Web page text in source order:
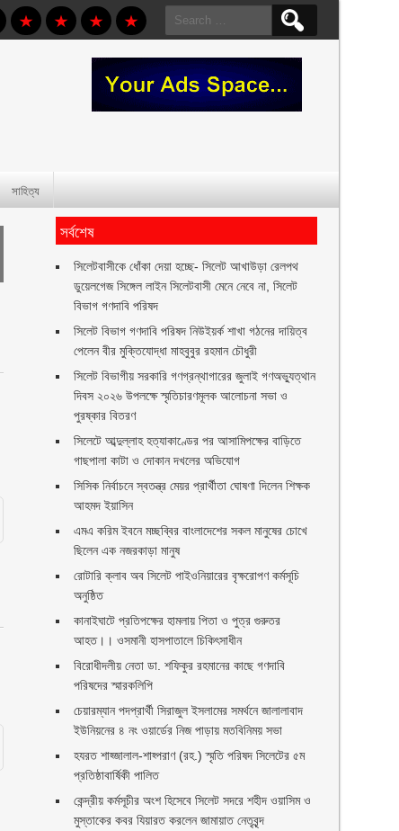
Search
for:
সাহিত্য
সর্বশেষ
‎সিলেটবাসীকে ধোঁকা দেয়া হচ্ছে- সিলেট আখাউড়া রেলপথ
ডুয়েলগেজ সিঙ্গেল লাইন সিলেটবাসী মেনে নেবে না, সিলেট
বিভাগ গণদাবি পরিষদ
সিলেট বিভাগ গণদাবি পরিষদ নিউইয়র্ক শাখা গঠনের দায়িত্ব
পেলেন বীর মুক্তিযোদ্ধা মাহবুবুর রহমান চৌধুরী ‎ ‎
সিলেট বিভাগীয় সরকারি গণগ্রন্থাগারের জুলাই গণঅভ্যুত্থান
দিবস ২০২৬ উপলক্ষে স্মৃতিচারণমূলক আলোচনা সভা ও
পুরষ্কার বিতরণ ‎ ‎
সিলেটে আব্দুল্লাহ হত্যাকাণ্ডের পর আসামিপক্ষের বাড়িতে
গাছপালা কাটা ও দোকান দখলের অভিযোগ
সিসিক নির্বাচনে স্বতন্ত্র মেয়র প্রার্থীতা ঘোষণা দিলেন শিক্ষক
আহমদ ইয়াসিন
এমএ করিম ইবনে মচ্ছব্বির বাংলাদেশের সকল মানুষের চোখে
ছিলেন এক নজরকাড়া মানুষ ‎
রোটারি ক্লাব অব সিলেট পাইওনিয়ারের বৃক্ষরোপণ কর্মসূচি
অনুষ্ঠিত
কানাইঘাটে প্রতিপক্ষের হামলায় পিতা ও পুত্র গুরুতর
আহত।। ওসমানী হাসপাতালে চিকিৎসাধীন
বিরোধীদলীয় নেতা ডা. শফিকুর রহমানের কাছে গণদাবি
পরিষদের স্মারকলিপি ‎
চেয়ারম্যান পদপ্রার্থী সিরাজুল ইসলামের সমর্থনে জালালাবাদ
ইউনিয়নের ৪ নং ওয়ার্ডের নিজ পাড়ায় মতবিনিময় সভা
হযরত শাহ্জালাল-শাহ্পরাণ (রহ.) স্মৃতি পরিষদ সিলেটের ৫ম
প্রতিষ্ঠাবার্ষিকী পালিত ‎​
কেন্দ্রীয় কর্মসূচীর অংশ হিসেবে সিলেট সদরে শহীদ ওয়াসিম ও
মুস্তাকের কবর যিয়ারত করলেন জামায়াত নেতৃবৃন্দ ‎